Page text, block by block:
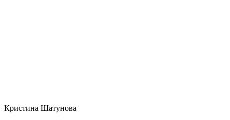
Кристина Шатунова